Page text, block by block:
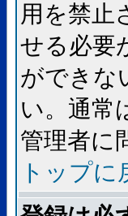
用を禁止
せる必要
ができな
い。通常
管理者に
トップに